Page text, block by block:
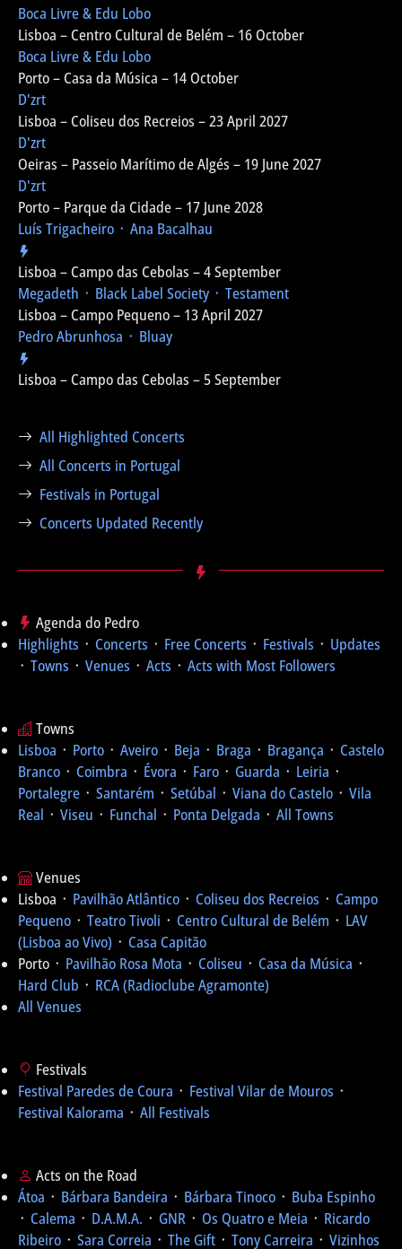
Boca Livre & Edu Lobo
Lisboa – Centro Cultural de Belém – 16 October
Boca Livre & Edu Lobo
Porto – Casa da Música – 14 October
D'zrt
Lisboa – Coliseu dos Recreios – 23 April 2027
D'zrt
Oeiras – Passeio Marítimo de Algés – 19 June 2027
D'zrt
Porto – Parque da Cidade – 17 June 2028
Luís Trigacheiro ᛫ Ana Bacalhau
Lisboa – Campo das Cebolas – 4 September
Megadeth ᛫ Black Label Society ᛫ Testament
Lisboa – Campo Pequeno – 13 April 2027
Pedro Abrunhosa ᛫ Bluay
Lisboa – Campo das Cebolas – 5 September
All Highlighted Concerts
All Concerts in Portugal
Festivals in Portugal
Concerts Updated Recently
Agenda do Pedro
Highlights ᛫ Concerts ᛫ Free Concerts ᛫ Festivals ᛫ Updates
᛫ Towns ᛫ Venues ᛫ Acts ᛫ Acts with Most Followers
Towns
Lisboa ᛫ Porto ᛫ Aveiro ᛫ Beja ᛫ Braga ᛫ Bragança ᛫ Castelo
Branco ᛫ Coimbra ᛫ Évora ᛫ Faro ᛫ Guarda ᛫ Leiria ᛫
Portalegre ᛫ Santarém ᛫ Setúbal ᛫ Viana do Castelo ᛫ Vila
Real ᛫ Viseu ᛫ Funchal ᛫ Ponta Delgada ᛫ All Towns
Venues
Lisboa ᛫ Pavilhão Atlântico ᛫ Coliseu dos Recreios ᛫ Campo
Pequeno ᛫ Teatro Tivoli ᛫ Centro Cultural de Belém ᛫ LAV
(Lisboa ao Vivo) ᛫ Casa Capitão
Porto ᛫ Pavilhão Rosa Mota ᛫ Coliseu ᛫ Casa da Música ᛫
Hard Club ᛫ RCA (Radioclube Agramonte)
All Venues
Festivals
Festival Paredes de Coura ᛫ Festival Vilar de Mouros ᛫
Festival Kalorama ᛫ All Festivals
Acts on the Road
Átoa ᛫ Bárbara Bandeira ᛫ Bárbara Tinoco ᛫ Buba Espinho
᛫ Calema ᛫ D.A.M.A. ᛫ GNR ᛫ Os Quatro e Meia ᛫ Ricardo
Ribeiro ᛫ Sara Correia ᛫ The Gift ᛫ Tony Carreira ᛫ Vizinhos